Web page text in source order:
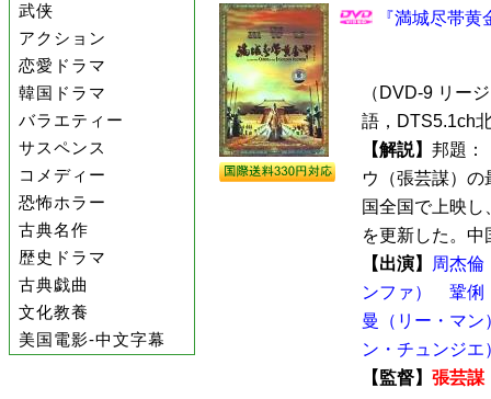
武侠
アクション
恋愛ドラマ
韓国ドラマ
バラエティー
サスペンス
コメディー
恐怖ホラー
古典名作
歴史ドラマ
古典戯曲
文化教養
美国電影-中文字幕
『満城尽帯
（DVD-9 リー
語，DTS5.1ch
【解説】 邦題：
ウ（張芸謀）
国全国で上映
を更新した。中
【出演】
周杰倫
ンファ）
鞏俐
曼（リー・マン
ン・チュンジエ
【監督】 張芸謀